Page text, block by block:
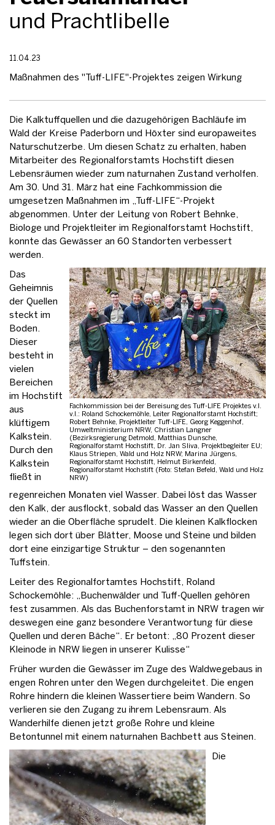
und Prachtlibelle
11.04.23
Maßnahmen des "Tuff-LIFE"-Projektes zeigen Wirkung
Die Kalktuffquellen und die dazugehörigen Bachläufe im
Wald der Kreise Paderborn und Höxter sind europaweites
Naturschutzerbe. Um diesen Schatz zu erhalten, haben
Mitarbeiter des Regionalforstamts Hochstift diesen
Lebensräumen wieder zum naturnahen Zustand verholfen.
Am 30. Und 31. März hat eine Fachkommission die
umgesetzen Maßnahmen im „Tuff-LIFE“-Projekt
abgenommen. Unter der Leitung von Robert Behnke,
Biologe und Projektleiter im Regionalforstamt Hochstift,
konnte das Gewässer an 60 Standorten verbessert
werden.
Fachkommission bei der Bereisung des Tuff-LIFE Projektes v.l.
v.l.: Roland Schockemöhle, Leiter Regionalforstamt Hochstift;
Robert Behnke, Projektleiter Tuff-LIFE, Georg Keggenhof,
Umweltministerium NRW, Christian Langner
(Bezirksregierung Detmold, Matthias Dunsche,
Regionalforstamt Hochstift, Dr. Jan Sliva, Projektbegleiter EU;
Klaus Striepen, Wald und Holz NRW; Marina Jürgens,
Regionalforstamt Hochstift, Helmut Birkenfeld,
Regionalforstamt Hochstift (Foto: Stefan Befeld, Wald und Holz
NRW)
Das
Geheimnis
der Quellen
steckt im
Boden.
Dieser
besteht in
vielen
Bereichen
im Hochstift
aus
klüftigem
Kalkstein.
Durch den
Kalkstein
fließt in
regenreichen Monaten viel Wasser. Dabei löst das Wasser
den Kalk, der ausflockt, sobald das Wasser an den Quellen
wieder an die Oberfläche sprudelt. Die kleinen Kalkflocken
legen sich dort über Blätter, Moose und Steine und bilden
dort eine einzigartige Struktur – den sogenannten
Tuffstein.
Leiter des Regionalfortamtes Hochstift, Roland
Schockemöhle: „Buchenwälder und Tuff-Quellen gehören
fest zusammen. Als das Buchenforstamt in NRW tragen wir
deswegen eine ganz besondere Verantwortung für diese
Quellen und deren Bäche“. Er betont: „80 Prozent dieser
Kleinode in NRW liegen in unserer Kulisse“
Früher wurden die Gewässer im Zuge des Waldwegebaus in
engen Rohren unter den Wegen durchgeleitet. Die engen
Rohre hindern die kleinen Wassertiere beim Wandern. So
verlieren sie den Zugang zu ihrem Lebensraum. Als
Wanderhilfe dienen jetzt große Rohre und kleine
Betontunnel mit einem naturnahen Bachbett aus Steinen.
Die